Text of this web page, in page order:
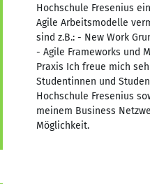
Hochschule Fresenius
Agile Arbeitsmodelle
sind z.B.: - New Work
- Agile Frameworks und
Praxis Ich freue mich
Studentinnen und
Hochschule Fresenius
meinem Business
Möglichkeit.